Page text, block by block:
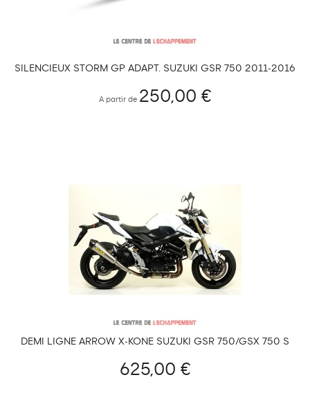
SILENCIEUX STORM GP ADAPT. SUZUKI GSR 750 2011-2016
A partir de 250,00 €
DEMI LIGNE ARROW X-KONE SUZUKI GSR 750/GSX 750 S
625,00 €